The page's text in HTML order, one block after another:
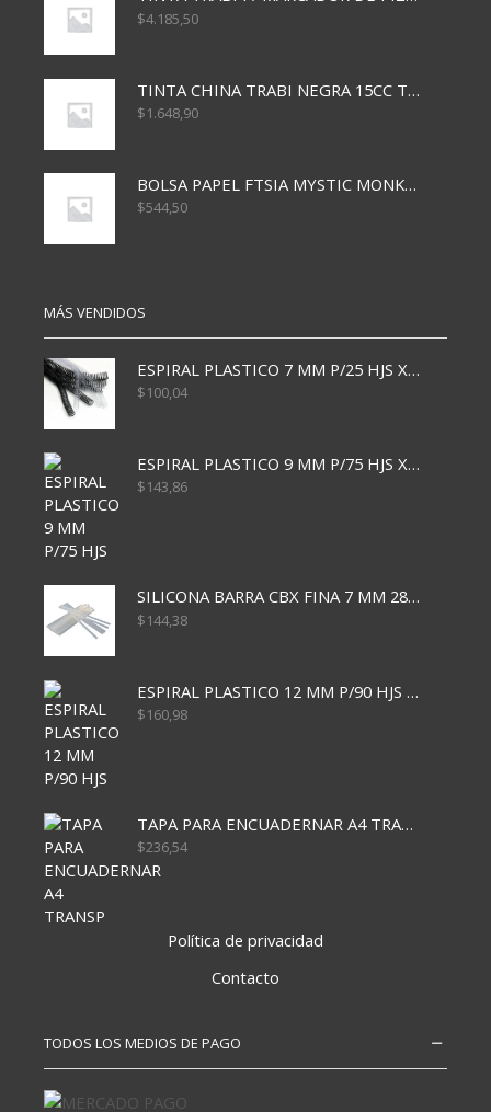
$4.185,50
TINTA CHINA TRABI NEGRA 15CC TR3460
$1.648,90
BOLSA PAPEL FTSIA MYSTIC MONKEY 14/08/20
$544,50
MÁS VENDIDOS
ESPIRAL PLASTICO 7 MM P/25 HJS X50x3000
$100,04
ESPIRAL PLASTICO 9 MM P/75 HJS X50X2400
$143,86
SILICONA BARRA CBX FINA 7 MM 28 CM
$144,38
ESPIRAL PLASTICO 12 MM P/90 HJS X50X1500
$160,98
TAPA PARA ENCUADERNAR A4 TRANSP x50x500
$236,54
Política de privacidad
Contacto
TODOS LOS MEDIOS DE PAGO